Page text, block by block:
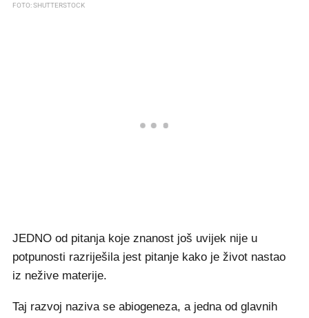
FOTO: SHUTTERSTOCK
JEDNO od pitanja koje znanost još uvijek nije u
potpunosti razriješila jest pitanje kako je život nastao
iz nežive materije.
Taj razvoj naziva se abiogeneza, a jedna od glavnih